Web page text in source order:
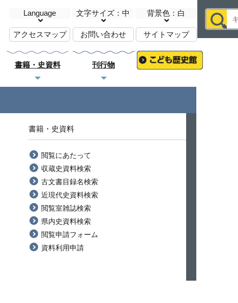
Language 文字サイズ：中 背景色：白
アクセスマップ お問い合わせ サイトマップ
書籍・史資料 刊行物
書籍・史資料
閲覧にあたって
収蔵史資料検索
古文書目録名検索
近現代史資料検索
閲覧室雑誌検索
県内史資料検索
閲覧申請フォーム
資料利用申請